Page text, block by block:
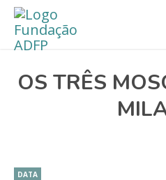
OS TRÊS
DATA